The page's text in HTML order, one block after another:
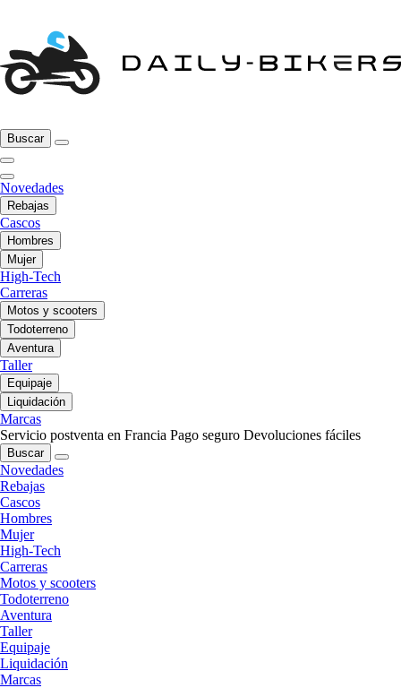
Buscar
Novedades
Rebajas
Cascos
Hombres
Mujer
High-Tech
Carreras
Motos y scooters
Todoterreno
Aventura
Taller
Equipaje
Liquidación
Marcas
Servicio postventa en Francia Pago seguro Devoluciones fáciles
Buscar
Novedades
Rebajas
Cascos
Hombres
Mujer
High-Tech
Carreras
Motos y scooters
Todoterreno
Aventura
Taller
Equipaje
Liquidación
Marcas